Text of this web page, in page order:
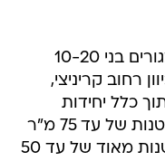
התוכנית כוללת הקמת 3 מבני מגורים בני 10-20
רחוב קריניצי,
דיור. מתוך כלל יחידות
הדיור, כ-40 יוקצו עבור דירות קטנות של עד 75 מ"ר
ו-40 דירות יוקצו עבור דירות קטנות מאוד של עד 50